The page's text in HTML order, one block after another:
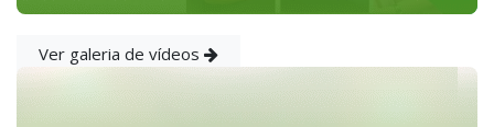
Ver galeria de vídeos